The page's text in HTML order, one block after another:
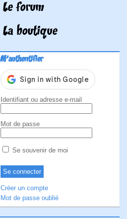
Le forum
La boutique
M'authentifier
Identifiant ou adresse e-mail
Mot de passe
Se souvenir de moi
Créer un compte
Mot de passe oublié